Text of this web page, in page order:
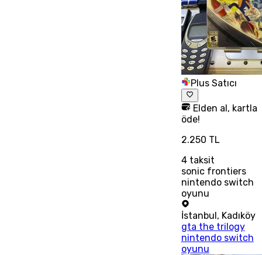
Plus Satıcı
Elden al, kartla
öde!
2.250 TL
4taksit
sonic frontiers
nintendo switch
oyunu
İstanbul, Kadıköy
gta the trilogy
nintendo switch
oyunu